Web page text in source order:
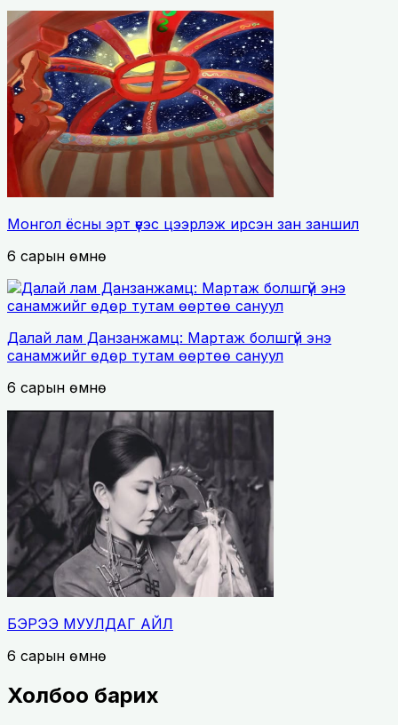
Монгол ёсны эрт үеэс цээрлэж ирсэн зан заншил
6 сарын өмнө
Далай лам Данзанжамц: Мартаж болшгүй энэ
санамжийг өдөр тутам өөртөө сануул
6 сарын өмнө
БЭРЭЭ МУУЛДАГ АЙЛ
6 сарын өмнө
Холбоо барих